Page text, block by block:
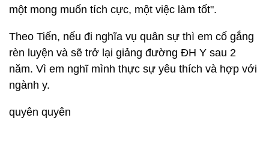
một mong muốn tích cực, một việc làm tốt".
Theo Tiến, nếu đi nghĩa vụ quân sự thì em cố gắng
rèn luyện và sẽ trở lại giảng đường ĐH Y sau 2
năm. Vì em nghĩ mình thực sự yêu thích và hợp với
ngành y.
quyên quyên